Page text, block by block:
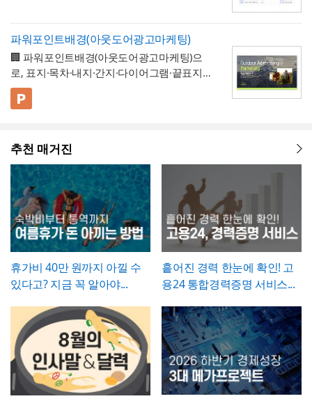
정" 등 적정 수준으로 기재하는 것이 일반적이
며, 필요한 경우에만 구체적인 사유를 명시하
는 것이 좋습니다. 이 확인서를 발급한 이후에
는 반드시 4대보험 관련 신고(납부예외 신청
등)가 함께 이루어졌는지 확인하고, 급여대장
두 명확히 인지하고 있어야 합니다.
고란에 그 사유를 구체적으로 남겨, 나중에 왜
수량 차이가 발생했는지 근거를 확인할 수 있
도록 하는 것이 중요합니다. 특이사항란에는
배선 등)과 그에 대한 처리 결과를 함께 기록
랍니다. 하자여부는 실제 현장 점검 결과에 따
용을 구체적으로 기재해 향후 보수 책임의 근
거로 삼을 수 있도록 하는 것이 좋습니다. 마
지막으로 발주처와 시공사 양측의 서명은 실
제 현장 검수에 참여한 담당자가 직접 하도록
하여, 이 확인서가 형식적 서류가 아니라 실질
적인 검증을 거친 문서로서의 효력을 갖도록
관리하시기 바랍니다.
개선 과제를 하나의 표준 양식으로 통일 관리
가능
- 현황 및 문제점 섹션을 현황과 문제점으로
나누어 구성해, 단순 현상 나열이 아니라
개선이 필요한지 논리적 인과관계를 명확히
제시
- 개선 목표와 기대효과를 구분해, 무엇을 이
룰 것인지(목표)와 그 결과 무엇이 좋아지는지
(효과)를 별도로 서술함으로써 보고받는 결재
권자가
- 단계별 실행 계획표에 담당자와 주차별 일정
(0월0주~0월0주)을 매트릭스 형태로 배치해,
측면에서도 함께 검토
💡 작성 팁
개선 계획서는 현황과 문제점을 최대한 구체
적인 수치로 제시하는 것이 설득력의 핵심
입
니다. "노후화되었다", "느리다"처럼 막연한
표현 대신 실제 사용연수, 장애 발생 빈도, 소
요 시간 등 정량적 근거를 제시하면 개선의 필
요성이 훨씬 명확하게 전달됩니다. 개선 목표
는 문제점에서 언급한 리스크가 해소되는 방
향으로 구체적으로 서술하고, 기대효과는 가
능한 한 수치화(업무시간 단축 몇 시간, 만족
도 개선 등)해 목표와의 인과관계가 드러나도
록 작성하는 것이 좋습니다.
파워포인트배경(아웃도어광고마케팅)
🏢 파워포인트배경(아웃도어광고마케팅)으
로, 표지·목차·내지·간지·다이어그램·끝표지로
구성된 비즈니스 프레젠테이션 템플릿입니
다. 블랙 배경과 강렬한 라임그린 포인트 컬러
보를 전달할 수 있도록 디자인되었습니다. 내
지는 깔끔한 그레이 톤으로 정리되어 있어 복
잡한 내용도 가독성 있게 담을 수 있으며, 아
웃도어 광고 마케팅 제안서부터 미디어 매체
소개서, 광고 캠페인 기획안, 브랜드 마케팅
전략서까지 다양한 문서를 보기 쉽게 제작할
수 있습니다. 광고대행사의 옥외광고 매체 소
개, 브랜드의 캠페인 기획 발표, 마케팅 대행
제안, 미디어 플래닝 보고 자료 등 실무에 필
요한 내용을 효과적으로 정리할 수 있으며, 광
광고 업체 등 다양한 분야에서 활용하기 좋습
니다. 특히 임팩트 있고 트렌디한 톤으로 크리
에이티브한 인상을 남겨야 하는 실무자와 기
획자에게 추천하는 템플릿입니다.
💡 사용 꿀팁
케팅 대행 제안서 등으로 다양하게 활용할 수
있습니다.
▪️ 다이어그램 페이지를 활용하면 캠페인 진행
프로세스, 매체 집행 일정, 성과 지표 등을 한
눈에 보기 쉽게 정리할 수 있습니다.
▪️ 문구와 이미지 교체만으로 옥외광고 매체 제
안서, 브랜드 마케팅 전략서, 광고 실적 보고
자료 등 다양한 주제로 응용 가능합니다.
▪️ 블랙&라임그린의 강렬한 컬러 대비 덕분에
발표 자료를 만들 때 감각적이고 임팩트 있는
인상을 남길 수 있습니다.
* 해당 템플릿에 사용된 폰트는 [ Cafe24 PRO
Slim Max ] 입니다.
폰트가 없을 경우 기본 폰트로 보입니다.
* 폰트는 따로 제공되지 않으므로 다운로드
파워포인트 > 배경템플릿 > 비즈니스/금융
배경템플릿 12P
추천 매거진
휴가비 40만 원까지 아낄 수
있다고? 지금 꼭 알아야...
흩어진 경력 한눈에 확인! 고
용24 통합경력증명 서비스...